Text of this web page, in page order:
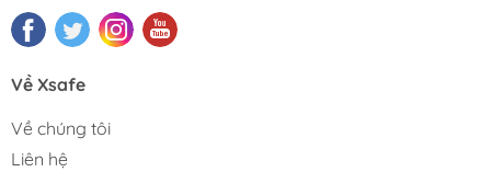
Về Xsafe
Về chúng tôi
Liên hệ